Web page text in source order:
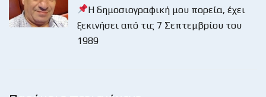
Η δημοσιογραφική μου πορεία, έχει
ξεκινήσει από τις 7 Σεπτεμβρίου του
1989